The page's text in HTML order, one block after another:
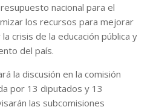
nacional para el
los recursos para mejorar
crisis de la educación pública y
del país.
la discusión en la comisión
por 13 diputados y 13
las subcomisiones